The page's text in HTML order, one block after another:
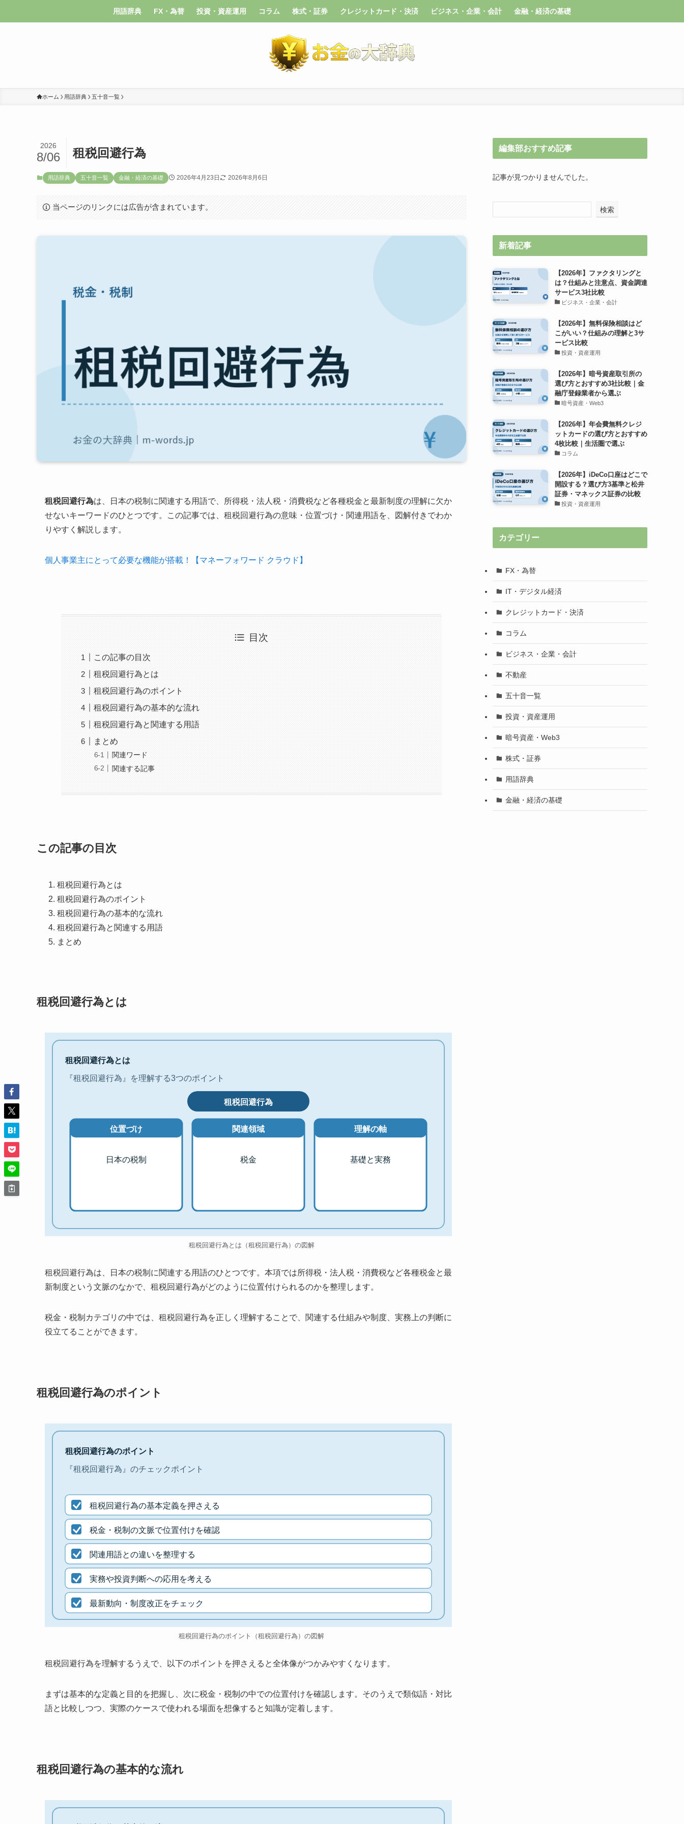
用語辞典 FX・為替 投資・資産運用 コラム 株式・証券 クレジットカード・決済 ビジネス・企業・会計 金融・経済の基礎
ホーム 用語辞典 五十音一覧
租税回避行為
2026
8/06
用語辞典 五十音一覧 金融・経済の基礎 2026年4月23日 2026年8月6日
当ページのリンクには広告が含まれています。
租税回避行為は、日本の税制に関連する用語で、所得税・法人税・消費税など各種税金と最新制度の理解に欠か
せないキーワードのひとつです。この記事では、租税回避行為の意味・位置づけ・関連用語を、図解付きでわか
りやすく解説します。
個人事業主にとって必要な機能が搭載！【マネーフォワード クラウド】
目次
この記事の目次
租税回避行為とは
租税回避行為のポイント
租税回避行為の基本的な流れ
租税回避行為と関連する用語
まとめ
関連ワード
関連する記事
この記事の目次
租税回避行為とは
租税回避行為のポイント
租税回避行為の基本的な流れ
租税回避行為と関連する用語
まとめ
租税回避行為とは
租税回避行為とは
『租税回避行為』を理解する3つのポイント
租税回避行為
位置づけ
日本の税制
関連領域
税金
理解の軸
基礎と実務
租税回避行為とは（租税回避行為）の図解
租税回避行為は、日本の税制に関連する用語のひとつです。本項では所得税・法人税・消費税など各種税金と最
新制度という文脈のなかで、租税回避行為がどのように位置付けられるのかを整理します。
税金・税制カテゴリの中では、租税回避行為を正しく理解することで、関連する仕組みや制度、実務上の判断に
役立てることができます。
租税回避行為のポイント
租税回避行為のポイント
『租税回避行為』のチェックポイント
租税回避行為の基本定義を押さえる
税金・税制の文脈で位置付けを確認
関連用語との違いを整理する
実務や投資判断への応用を考える
最新動向・制度改正をチェック
租税回避行為のポイント（租税回避行為）の図解
租税回避行為を理解するうえで、以下のポイントを押さえると全体像がつかみやすくなります。
まずは基本的な定義と目的を把握し、次に税金・税制の中での位置付けを確認します。そのうえで類似語・対比
語と比較しつつ、実際のケースで使われる場面を想像すると知識が定着します。
租税回避行為の基本的な流れ
編集部おすすめ記事
記事が見つかりませんでした。
検索
新着記事
【2026年】ファクタリングと
は？仕組みと注意点、資金調達
サービス3社比較
ビジネス・企業・会計
【2026年】無料保険相談はど
こがいい？仕組みの理解と3サ
ービス比較
投資・資産運用
【2026年】暗号資産取引所の
選び方とおすすめ3社比較｜金
融庁登録業者から選ぶ
暗号資産・Web3
【2026年】年会費無料クレジ
ットカードの選び方とおすすめ
4枚比較｜生活圏で選ぶ
コラム
【2026年】iDeCo口座はどこで
開設する？選び方3基準と松井
証券・マネックス証券の比較
投資・資産運用
カテゴリー
FX・為替
IT・デジタル経済
クレジットカード・決済
コラム
ビジネス・企業・会計
不動産
五十音一覧
投資・資産運用
暗号資産・Web3
株式・証券
用語辞典
金融・経済の基礎